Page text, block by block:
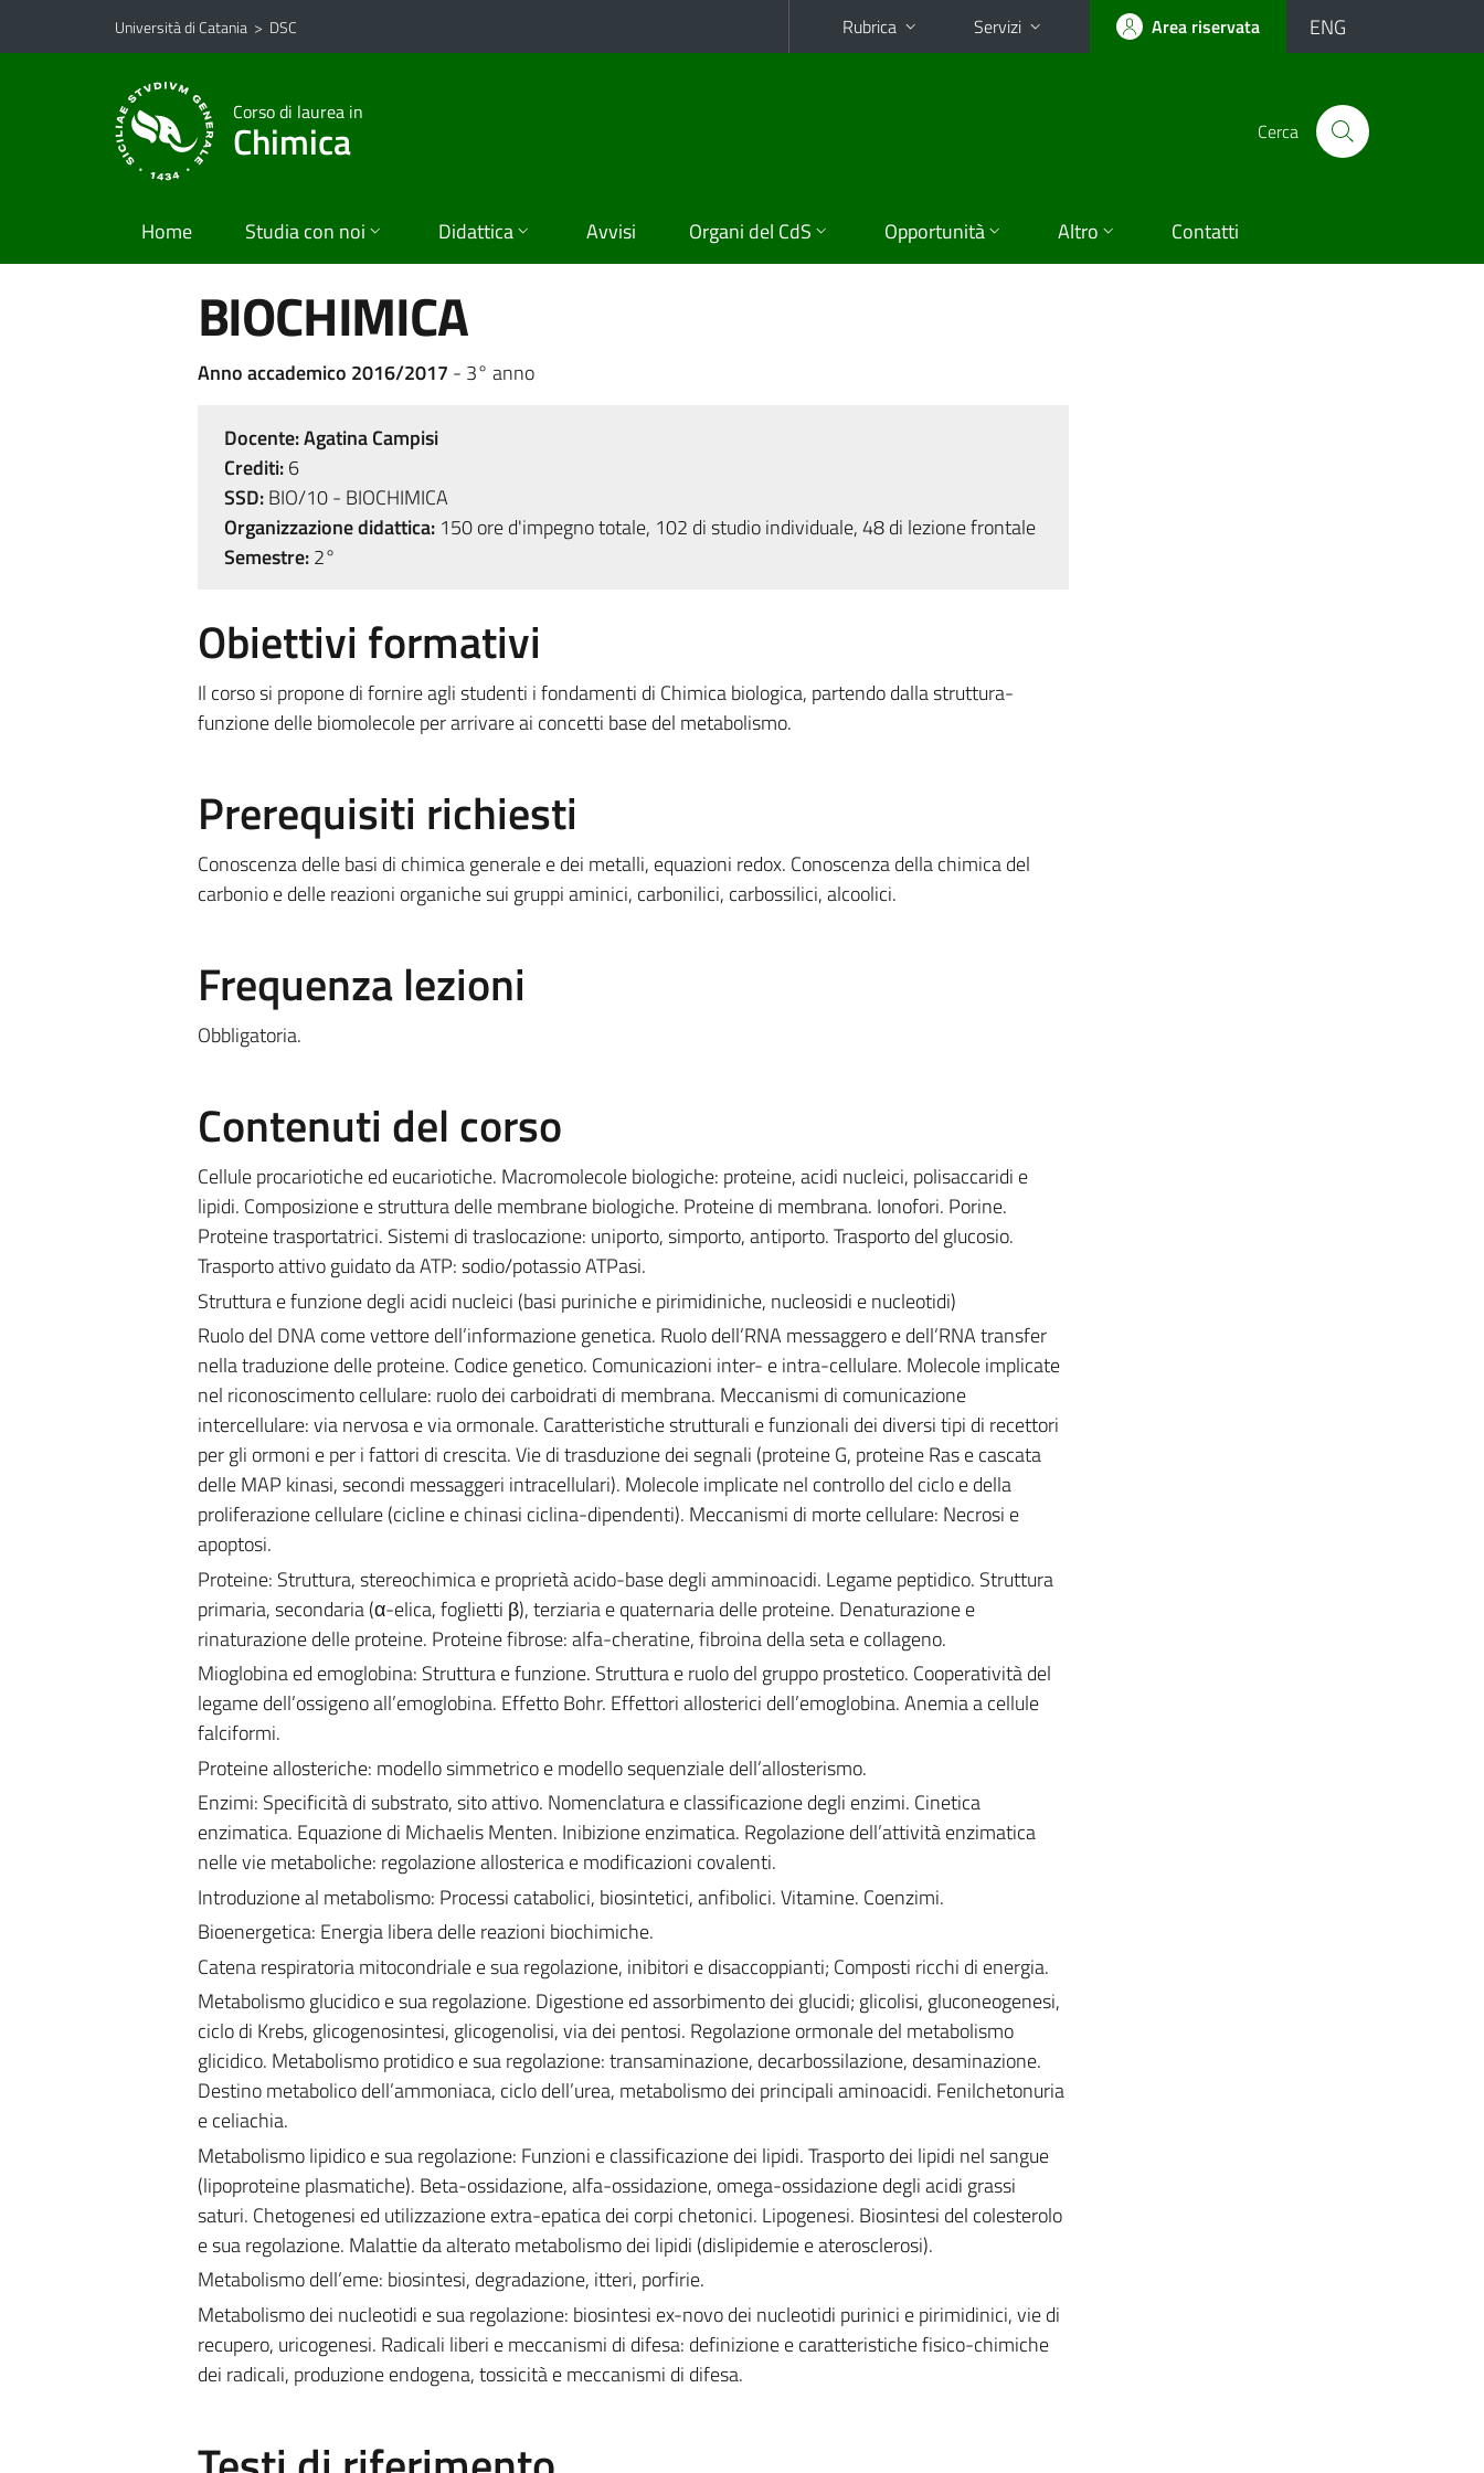
Vai al contenuto principale
Vai al menu di navigazione
Università di Catania > DSC Rubrica Servizi Area riservata ENG
Corso di laurea in
Chimica Cerca
Home Studia con noi Didattica Avvisi Organi del CdS Opportunità Altro Contatti
BIOCHIMICA
Anno accademico 2016/2017 - 3° anno
Docente:Agatina Campisi
Crediti:6
SSD:BIO/10 - BIOCHIMICA
Organizzazione didattica:150 ore d'impegno totale, 102 di studio individuale, 48 di lezione frontale
Semestre:2°
Obiettivi formativi
Il corso si propone di fornire agli studenti i fondamenti di Chimica biologica, partendo dalla struttura-
funzione delle biomolecole per arrivare ai concetti base del metabolismo.
Prerequisiti richiesti
Conoscenza delle basi di chimica generale e dei metalli, equazioni redox. Conoscenza della chimica del
carbonio e delle reazioni organiche sui gruppi aminici, carbonilici, carbossilici, alcoolici.
Frequenza lezioni
Obbligatoria.
Contenuti del corso
Cellule procariotiche ed eucariotiche. Macromolecole biologiche: proteine, acidi nucleici, polisaccaridi e
lipidi. Composizione e struttura delle membrane biologiche. Proteine di membrana. Ionofori. Porine.
Proteine trasportatrici. Sistemi di traslocazione: uniporto, simporto, antiporto. Trasporto del glucosio.
Trasporto attivo guidato da ATP: sodio/potassio ATPasi.
Struttura e funzione degli acidi nucleici (basi puriniche e pirimidiniche, nucleosidi e nucleotidi)
Ruolo del DNA come vettore dell’informazione genetica. Ruolo dell’RNA messaggero e dell’RNA transfer
nella traduzione delle proteine. Codice genetico. Comunicazioni inter- e intra-cellulare. Molecole implicate
nel riconoscimento cellulare: ruolo dei carboidrati di membrana. Meccanismi di comunicazione
intercellulare: via nervosa e via ormonale. Caratteristiche strutturali e funzionali dei diversi tipi di recettori
per gli ormoni e per i fattori di crescita. Vie di trasduzione dei segnali (proteine G, proteine Ras e cascata
delle MAP kinasi, secondi messaggeri intracellulari). Molecole implicate nel controllo del ciclo e della
proliferazione cellulare (cicline e chinasi ciclina-dipendenti). Meccanismi di morte cellulare: Necrosi e
apoptosi.
Proteine: Struttura, stereochimica e proprietà acido-base degli amminoacidi. Legame peptidico. Struttura
primaria, secondaria (α-elica, foglietti β), terziaria e quaternaria delle proteine. Denaturazione e
rinaturazione delle proteine. Proteine fibrose: alfa-cheratine, fibroina della seta e collageno.
Mioglobina ed emoglobina: Struttura e funzione. Struttura e ruolo del gruppo prostetico. Cooperatività del
legame dell’ossigeno all’emoglobina. Effetto Bohr. Effettori allosterici dell’emoglobina. Anemia a cellule
falciformi.
Proteine allosteriche: modello simmetrico e modello sequenziale dell’allosterismo.
Enzimi: Specificità di substrato, sito attivo. Nomenclatura e classificazione degli enzimi. Cinetica
enzimatica. Equazione di Michaelis Menten. Inibizione enzimatica. Regolazione dell’attività enzimatica
nelle vie metaboliche: regolazione allosterica e modificazioni covalenti.
Introduzione al metabolismo: Processi catabolici, biosintetici, anfibolici. Vitamine. Coenzimi.
Bioenergetica: Energia libera delle reazioni biochimiche.
Catena respiratoria mitocondriale e sua regolazione, inibitori e disaccoppianti; Composti ricchi di energia.
Metabolismo glucidico e sua regolazione. Digestione ed assorbimento dei glucidi; glicolisi, gluconeogenesi,
ciclo di Krebs, glicogenosintesi, glicogenolisi, via dei pentosi. Regolazione ormonale del metabolismo
glicidico. Metabolismo protidico e sua regolazione: transaminazione, decarbossilazione, desaminazione.
Destino metabolico dell’ammoniaca, ciclo dell’urea, metabolismo dei principali aminoacidi. Fenilchetonuria
e celiachia.
Metabolismo lipidico e sua regolazione: Funzioni e classificazione dei lipidi. Trasporto dei lipidi nel sangue
(lipoproteine plasmatiche). Beta-ossidazione, alfa-ossidazione, omega-ossidazione degli acidi grassi
saturi. Chetogenesi ed utilizzazione extra-epatica dei corpi chetonici. Lipogenesi. Biosintesi del colesterolo
e sua regolazione. Malattie da alterato metabolismo dei lipidi (dislipidemie e aterosclerosi).
Metabolismo dell’eme: biosintesi, degradazione, itteri, porfirie.
Metabolismo dei nucleotidi e sua regolazione: biosintesi ex-novo dei nucleotidi purinici e pirimidinici, vie di
recupero, uricogenesi. Radicali liberi e meccanismi di difesa: definizione e caratteristiche fisico-chimiche
dei radicali, produzione endogena, tossicità e meccanismi di difesa.